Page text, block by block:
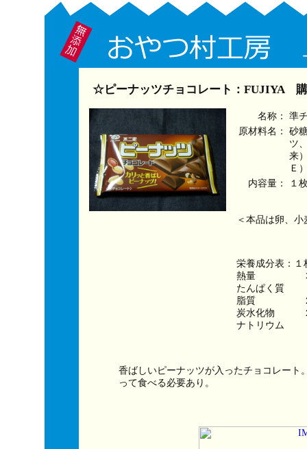
☆ピーナッツチョコレート：FUJIYA
名称：
準
原材料名：
砂
ツ
来
Ｅ
内容量：
１
＜本品は卵、
栄養成分表：１
熱量　　　　
たんぱく質　　
脂質　　　　　
炭水化物　　　
ナトリウム　　
香ばしいピーナッツが入ったチョコレート
って食べる必要あり。